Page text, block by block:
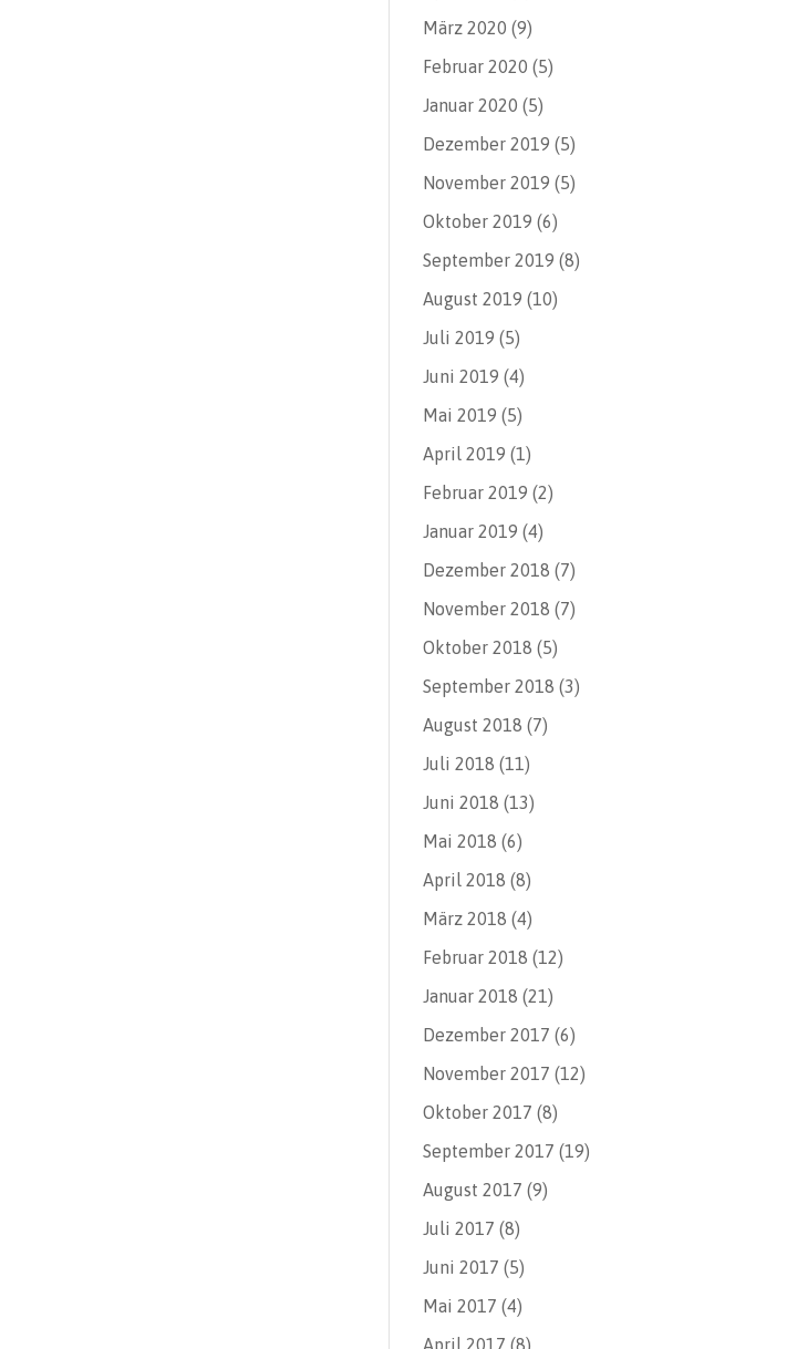
März 2020 (9)
Februar 2020 (5)
Januar 2020 (5)
Dezember 2019 (5)
November 2019 (5)
Oktober 2019 (6)
September 2019 (8)
August 2019 (10)
Juli 2019 (5)
Juni 2019 (4)
Mai 2019 (5)
April 2019 (1)
Februar 2019 (2)
Januar 2019 (4)
Dezember 2018 (7)
November 2018 (7)
Oktober 2018 (5)
September 2018 (3)
August 2018 (7)
Juli 2018 (11)
Juni 2018 (13)
Mai 2018 (6)
April 2018 (8)
März 2018 (4)
Februar 2018 (12)
Januar 2018 (21)
Dezember 2017 (6)
November 2017 (12)
Oktober 2017 (8)
September 2017 (19)
August 2017 (9)
Juli 2017 (8)
Juni 2017 (5)
Mai 2017 (4)
April 2017 (8)